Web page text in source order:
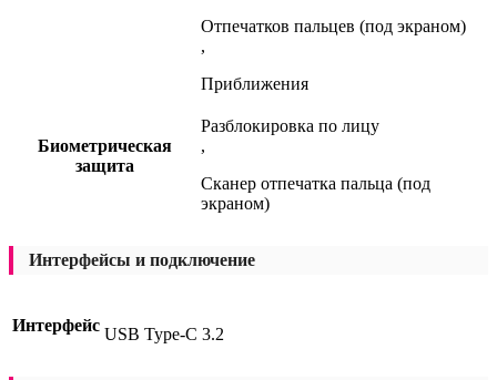
Отпечатков пальцев (под экраном)
,
Приближения
Биометрическая
защита
Разблокировка по лицу
,
Сканер отпечатка пальца (под
экраном)
Интерфейсы и подключение
Интерфейс USB Type-C 3.2